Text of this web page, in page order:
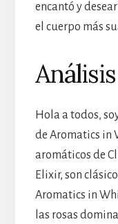
encantó y
el cuerpo más
Hola a todos,
de Aromatics in
aromáticos de
Elixir, son
Aromatics in
las rosas